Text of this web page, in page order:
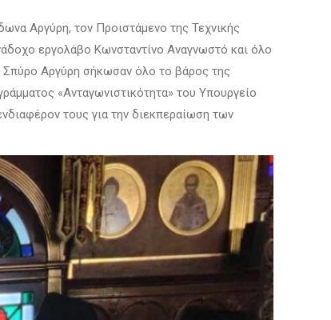
Αργύρη, τον Προιστάμενο της Τεχνικής
εργολάβο Κωνσταντίνο Αναγνωστό και όλο
Σπύρο Αργύρη σήκωσαν όλο το βάρος της
«Ανταγωνιστικότητα» του Υπουργείο
τους για την διεκπεραίωση των